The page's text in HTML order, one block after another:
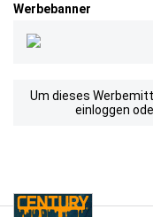
Werbebanner
Um dieses
einloggen